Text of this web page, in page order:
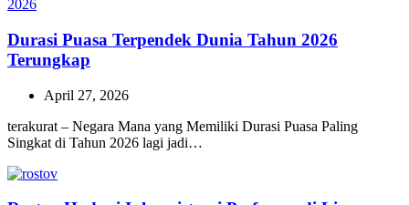
Durasi Puasa Terpendek Dunia Tahun 2026
Terungkap
April 27, 2026
terakurat – Negara Mana yang Memiliki Durasi Puasa Paling
Singkat di Tahun 2026 lagi jadi…